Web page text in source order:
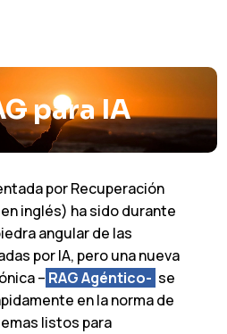
para IA
por Recuperación
inglés) ha sido durante
angular de las
por IA, pero una nueva
– RAG Agéntico- se
en la norma de
listos para